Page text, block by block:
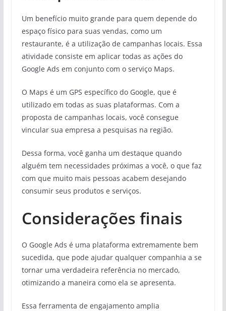
Um benefício muito grande para quem depende do
espaço físico para suas vendas, como um
restaurante, é a utilização de campanhas locais. Essa
atividade consiste em aplicar todas as ações do
Google Ads em conjunto com o serviço Maps.
O Maps é um GPS específico do Google, que é
utilizado em todas as suas plataformas. Com a
proposta de campanhas locais, você consegue
vincular sua empresa a pesquisas na região.
Dessa forma, você ganha um destaque quando
alguém tem necessidades próximas a você, o que faz
com que muito mais pessoas acabem desejando
consumir seus produtos e serviços.
Considerações finais
O Google Ads é uma plataforma extremamente bem
sucedida, que pode ajudar qualquer companhia a se
tornar uma verdadeira referência no mercado,
otimizando a maneira como ela se apresenta.
Essa ferramenta de engajamento amplia